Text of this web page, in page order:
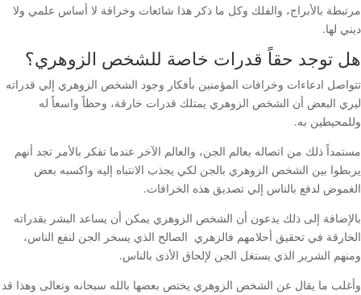
مرتبطة بالأبراج، والفلك وكل ما ذكر هذا شائعات وخرافة لا أساس علمي ولا
ديني لها.
هل توجد حقاً قدرات خاصة للشخص الزوهري؟
تتواصل ادعاءات وخرافات المؤمنين بأفكار وجود الشخص الزوهري إلي قدراته
ليري البعض أن الشخص الزوهري يمتلك قدرات خارقة، وحظاً واسعاً له
وللمحيطين به.
مستمداً ذلك من اتصاله بعالم الجن، والعالم الآخر عندما تفكر بالأمر تجد أنهم
يربطوا بين الشخص الزوهري بالجن لكي يجذب الانتباه إليه واكسبه بعض
الغموض لدفع بالناس إلي تصديق هذه الخرافات.
بالإضافة إلى ذلك يدعون أن الشخص الزوهري يمكن أن يساعد البشر بقدراته
الخارقة في تحقيق أحلامهم فالزهري الصالح الذي يسخر الجن لنفع الناس،
ومنهم الشرير الذي يستغل الجن لإلحاق الأذى بالناس.
وأغلب ما يقال عن الشخص الزوهري يختص بعضها بالله سبحانه وتعالى وهذا قد